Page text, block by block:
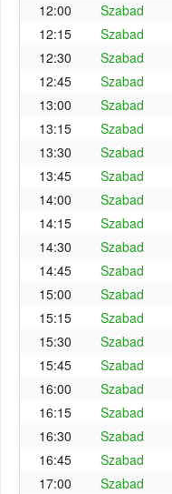
12:00
Szabad
12:15
Szabad
12:30
Szabad
12:45
Szabad
13:00
Szabad
13:15
Szabad
13:30
Szabad
13:45
Szabad
14:00
Szabad
14:15
Szabad
14:30
Szabad
14:45
Szabad
15:00
Szabad
15:15
Szabad
15:30
Szabad
15:45
Szabad
16:00
Szabad
16:15
Szabad
16:30
Szabad
16:45
Szabad
17:00
Szabad